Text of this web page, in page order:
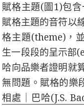
賦格主題(圖1)包
賦格主題的音符以
格主題(theme)，
生一段段的呈示部
哈向品樂者證明就
無問題。賦格的樂
相處｜巴哈(J.S.